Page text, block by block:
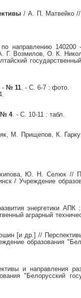
/ А. П. Матвейко //
направлению
Возмилов, О. К.
- № 11. - С. 6-7 : фото.
№ 4. - С. 10-11 : табл.
М. Прищепов, К.
Ю. Н. Селюк //
/ Учреждение
энергетики АПК
аграрный
[и др.] // Перспективы
образования
и направления
"Белорусский